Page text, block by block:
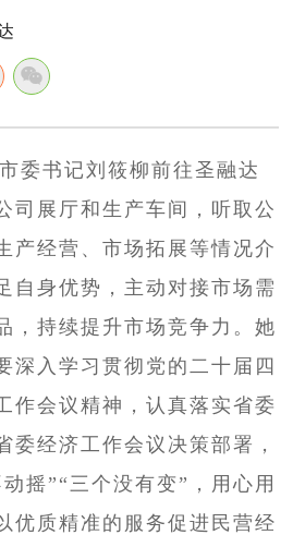
委书记刘筱柳前往圣融达
司展厅和生产车间，听取公
产经营、市场拓展等情况介
自身优势，主动对接市场需
，持续提升市场竞争力。她
深入学习贯彻党的二十届四
作会议精神，认真落实省委
委经济工作会议决策部署，
摇”“三个没有变”，用心用
优质精准的服务促进民营经